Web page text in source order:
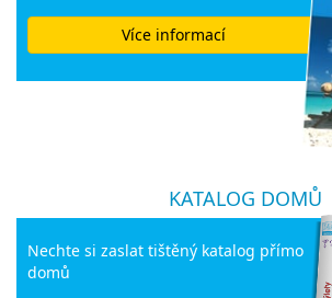
Více informací
KATALOG DOMŮ
Nechte si zaslat tištěný katalog přímo
domů